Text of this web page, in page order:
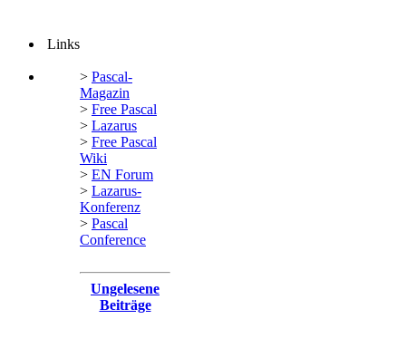
Links
> Pascal-
Magazin
> Free Pascal
> Lazarus
> Free Pascal
Wiki
> EN Forum
> Lazarus-
Konferenz
> Pascal
Conference
Ungelesene
Beiträge